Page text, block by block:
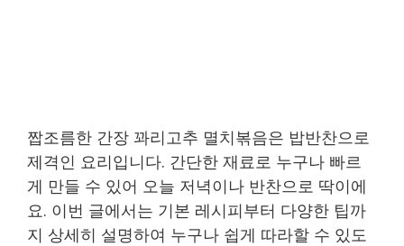
짭조름한 간장 꽈리고추 멸치볶음은 밥반찬으로
제격인 요리입니다. 간단한 재료로 누구나 빠르
게 만들 수 있어 오늘 저녁이나 반찬으로 딱이에
요. 이번 글에서는 기본 레시피부터 다양한 팁까
지 상세히 설명하여 누구나 쉽게 따라할 수 있도